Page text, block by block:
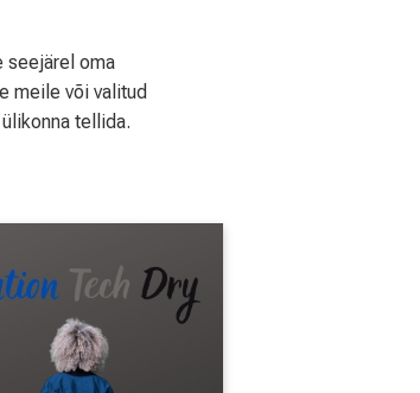
seejärel oma
meile või valitud
tellida.